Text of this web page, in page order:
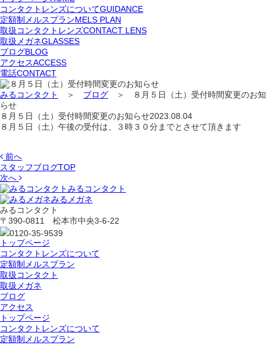
コンタクトレンズについてGUIDANCE
定額制メルスプランMELS PLAN
取扱コンタクトレンズCONTACT LENS
取扱メガネGLASSES
ブログBLOG
アクセスACCESS
電話CONTACT
みるコンタクト ＞ ブログ ＞
８月５日（土）受付時間変更のお知
らせ
８月５日（土）受付時間変更のお知らせ2023.08.04
８月５日（土）午後の受付は、３時３０分までとさせて頂きます
前へ
スタッフブログTOP
次へ
みるコンタクト
みるメガネ
みるコンタクト
〒390-0811 松本市中央3-6-22
0120-35-9539
トップページ
コンタクトレンズについて
定額制メルスプラン
取扱コンタクト
取扱メガネ
ブログ
アクセス
トップページ
コンタクトレンズについて
定額制メルスプラン